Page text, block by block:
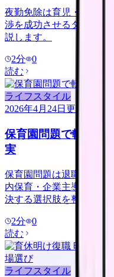
夜勤免除は育児・介護休
渉を成功させるタイミン
説します。
2分
0
読む
ライフスタイル
2026年4月24日 更新
保育園問題で転職を
実
保育園問題は退職・転職
内保育・企業主導型保育
決する選択肢を整理しま
2分
0
読む
ライフスタイル